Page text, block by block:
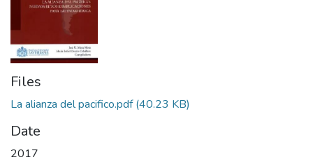
Files
La alianza del pacifico.pdf(40.23 KB)
Date
2017